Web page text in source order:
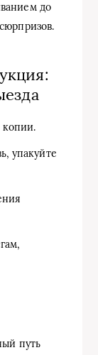
до
копии.
упакуйте
путь